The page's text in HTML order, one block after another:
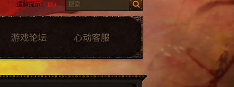
适龄提示： 18+